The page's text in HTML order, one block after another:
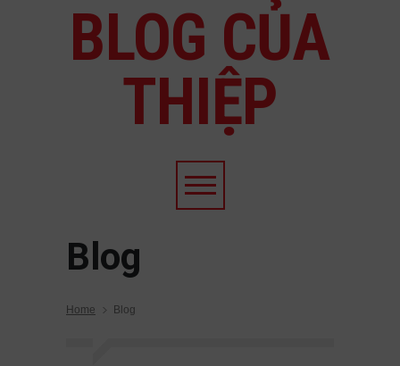
BLOG CỦA
THIỆP
Blog
Home Blog